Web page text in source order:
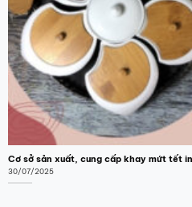
Cơ sở sản xuất, cung cấp khay mứt tết
30/07/2025